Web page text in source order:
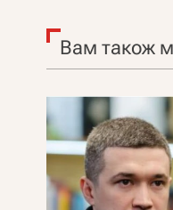
Вам також